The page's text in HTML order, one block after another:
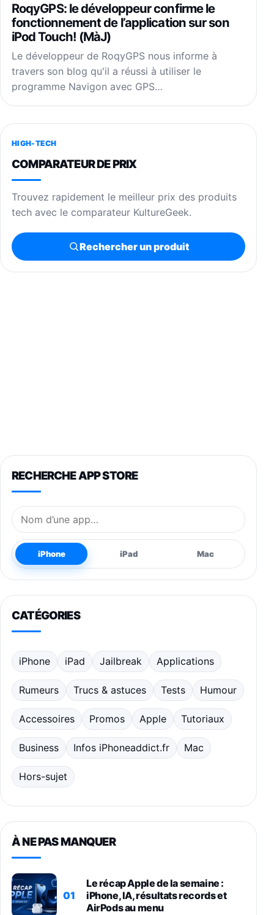
RoqyGPS: le développeur confirme le
fonctionnement de l’application sur son
iPod Touch! (MàJ)
Le développeur de RoqyGPS nous informe à
travers son blog qu'il a réussi à utiliser le
programme Navigon avec GPS…
HIGH-TECH
COMPARATEUR DE PRIX
Trouvez rapidement le meilleur prix des produits
tech avec le comparateur KultureGeek.
Rechercher un produit
RECHERCHE APP STORE
Nom de l’application
iPhone iPad Mac
CATÉGORIES
iPhone iPad Jailbreak Applications
Rumeurs Trucs & astuces Tests Humour
Accessoires Promos Apple Tutoriaux
Business Infos iPhoneaddict.fr Mac
Hors-sujet
À NE PAS MANQUER
01
Le récap Apple de la semaine :
iPhone, IA, résultats records et
AirPods au menu